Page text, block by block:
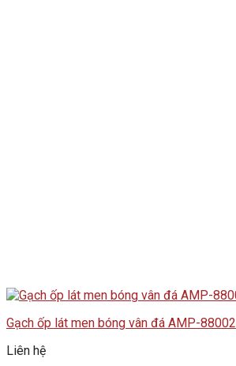
Gạch ốp lát men bóng vân đá AMP-88002
Liên hệ